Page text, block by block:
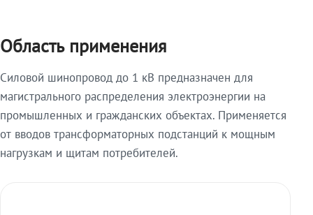
Область применения
Силовой шинопровод до 1 кВ предназначен для
магистрального распределения электроэнергии на
промышленных и гражданских объектах. Применяется
от вводов трансформаторных подстанций к мощным
нагрузкам и щитам потребителей.